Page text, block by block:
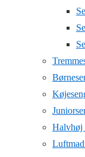
Halvhøj